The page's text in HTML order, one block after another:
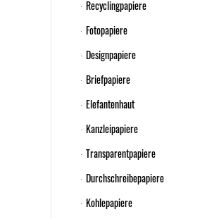
Recyclingpapiere
Fotopapiere
Designpapiere
Briefpapiere
Elefantenhaut
Kanzleipapiere
Transparentpapiere
Durchschreibepapiere
Kohlepapiere